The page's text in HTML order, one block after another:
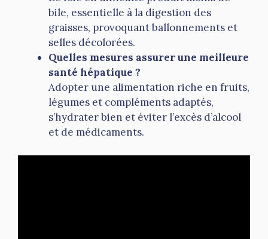
bile, essentielle à la digestion des
graisses, provoquant ballonnements et
selles décolorées.
Quelles mesures assurer une meilleure
santé hépatique ?
Adopter une alimentation riche en fruits,
légumes et compléments adaptés,
s’hydrater bien et éviter l’excès d’alcool
et de médicaments.